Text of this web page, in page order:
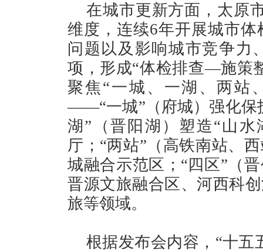
在城市更新方面，太原
维度，连续6年开展城市
问题以及影响城市竞争力
项，形成“体检排查—施策
聚焦“一城、一湖、两站
——“一城”（府城）强化保
湖”（晋阳湖）塑造“山
厅；“两站”（高铁南站、
城融合示范区；“四区”（
晋源文旅融合区、河西科
旅等领域。
根据发布会内容，“十五